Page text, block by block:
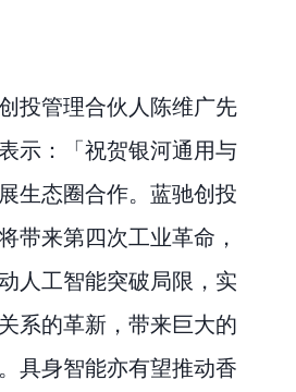
投管理合伙人陈维广先
示：「祝贺银河通用与
生态圈合作。蓝驰创投
带来第四次工业革命，
人工智能突破局限，实
系的革新，带来巨大的
具身智能亦有望推动香